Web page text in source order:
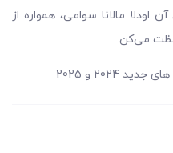
مالانا سوامی، همواره از
می‌کن
2024 و 2025